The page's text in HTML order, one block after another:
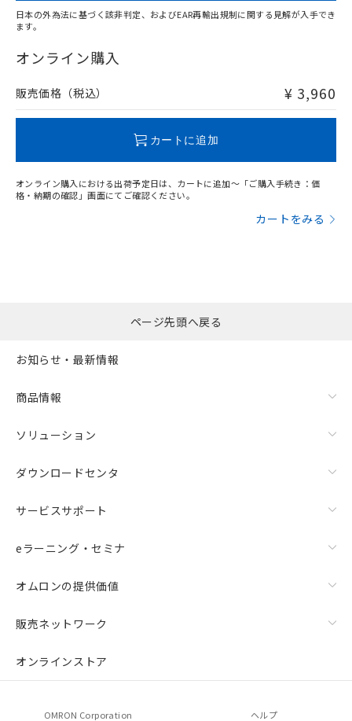
在庫等で未対応品が混在する可能性があります。
問い合わせください。
日本の外為法に基づく該非判定、およびEAR再輸出規制に関する見解が入手でき
ます。
オンライン購入
販売価格（税込） ¥ 3,960
カートに追加
オンライン購入における出荷予定日は、カートに追加～「ご購入手続き：価
格・納期の確認」画面にてご確認ください。
カートをみる
ページ先頭へ戻る
お知らせ・最新情報
商品情報
ソリューション
ダウンロードセンタ
サービスサポート
eラーニング・セミナ
オムロンの提供価値
販売ネットワーク
オンラインストア
OMRON Corporation ヘルプ